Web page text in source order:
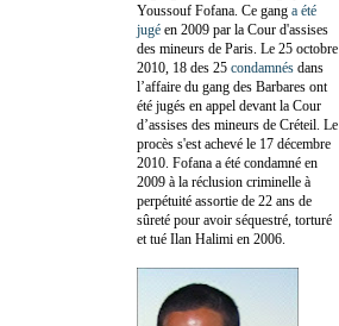
Youssouf Fofana. Ce gang a été
jugé en 2009 par la Cour d'assises
des mineurs de Paris. Le 25 octobre
2010, 18 des 25 condamnés dans
l’affaire du gang des Barbares ont
été jugés en appel devant la Cour
d’assises des mineurs de Créteil. Le
procès s'est achevé le 17 décembre
2010. Fofana a été condamné en
2009 à la réclusion criminelle à
perpétuité assortie de 22 ans de
sûreté pour avoir séquestré, torturé
et tué Ilan Halimi en 2006.